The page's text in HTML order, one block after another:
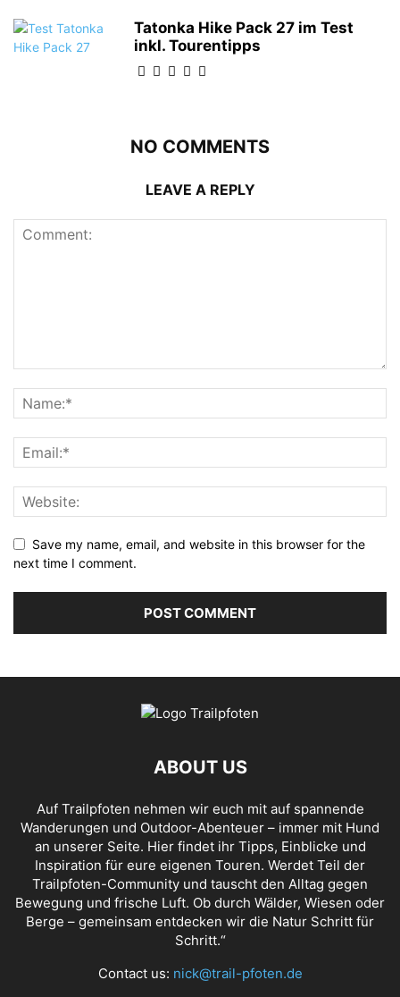
Tatonka Hike Pack 27 im Test
inkl. Tourentipps
NO COMMENTS
LEAVE A REPLY
Save my name, email, and website in this browser for the
next time I comment.
ABOUT US
Auf Trailpfoten nehmen wir euch mit auf spannende
Wanderungen und Outdoor-Abenteuer – immer mit Hund
an unserer Seite. Hier findet ihr Tipps, Einblicke und
Inspiration für eure eigenen Touren. Werdet Teil der
Trailpfoten-Community und tauscht den Alltag gegen
Bewegung und frische Luft. Ob durch Wälder, Wiesen oder
Berge – gemeinsam entdecken wir die Natur Schritt für
Schritt.“
Contact us: nick@trail-pfoten.de